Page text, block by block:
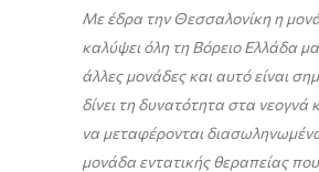
Με έδρα την Θεσσαλονίκη η
καλύψει όλη τη Βόρειο Ελλάδα
άλλες μονάδες και αυτό είναι
δίνει τη δυνατότητα στα νεογνά
να μεταφέρονται
μονάδα εντατικής θεραπείας